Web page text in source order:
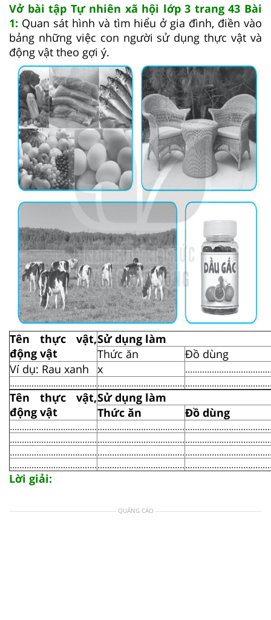
Vở bài tập Tự nhiên xã hội lớp 3 trang 43 Bài
1: Quan sát hình và tìm hiểu ở gia đình, điền vào
bảng những việc con người sử dụng thực vật và
động vật theo gợi ý.
Tên thực vật,
động vật
Sử dụng làm
Thức ăn
Đồ dùng
Ví dụ: Rau xanh
x
........................................................................
Tên thực vật,
động vật
Sử dụng làm
Thức ăn
Đồ dùng
........................................................................
........................................................................
........................................................................
........................................................................
Lời giải:
QUẢNG CÁO